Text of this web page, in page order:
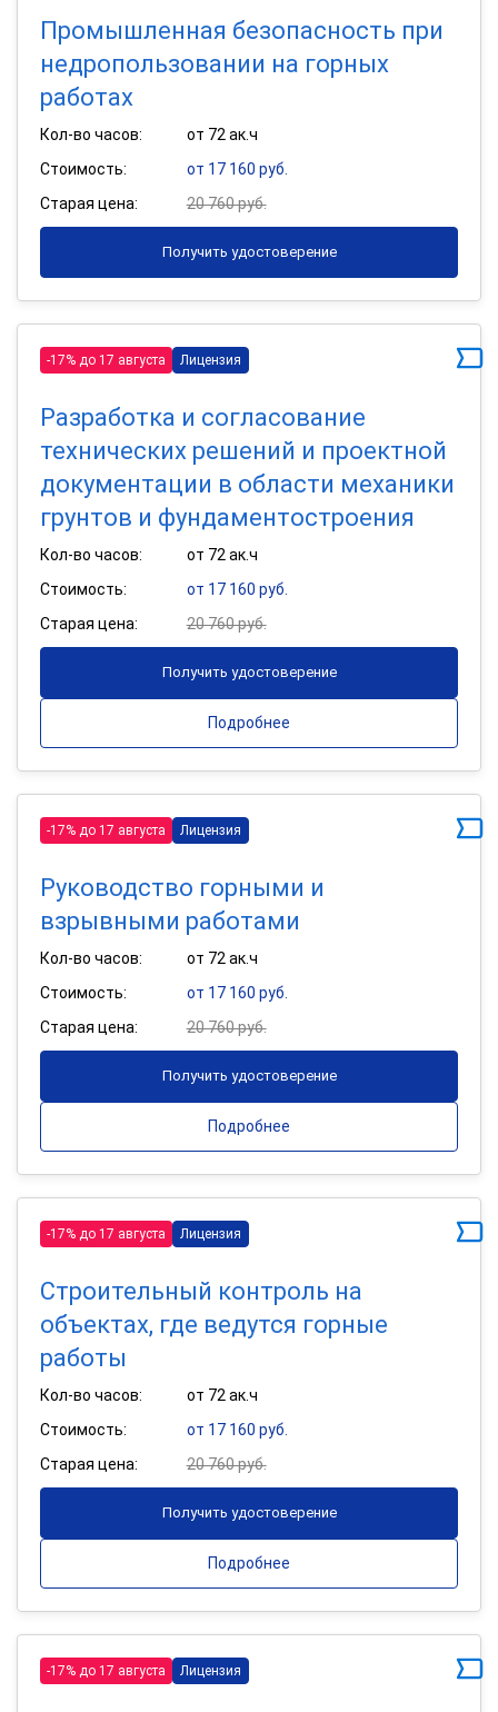
Промышленная безопасность при
недропользовании на горных
работах
Кол-во часов:
от 72 ак.ч
Стоимость:
от 17 160 руб.
Старая цена:
20 760 руб.
Получить удостоверение
-17% до 17 августа Лицензия
Разработка и согласование
технических решений и проектной
документации в области механики
грунтов и фундаментостроения
Кол-во часов:
от 72 ак.ч
Стоимость:
от 17 160 руб.
Старая цена:
20 760 руб.
Получить удостоверение
Подробнее
-17% до 17 августа Лицензия
Руководство горными и
взрывными работами
Кол-во часов:
от 72 ак.ч
Стоимость:
от 17 160 руб.
Старая цена:
20 760 руб.
Получить удостоверение
Подробнее
-17% до 17 августа Лицензия
Строительный контроль на
объектах, где ведутся горные
работы
Кол-во часов:
от 72 ак.ч
Стоимость:
от 17 160 руб.
Старая цена:
20 760 руб.
Получить удостоверение
Подробнее
-17% до 17 августа Лицензия